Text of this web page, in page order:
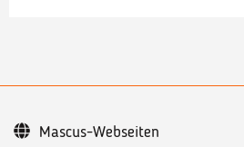
Mascus-Webseiten